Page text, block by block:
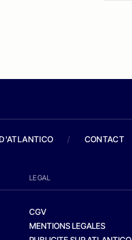
/ CONTACT
LEGAL
CGV
MENTIONS LEGALES